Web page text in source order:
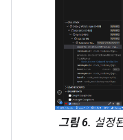
그림 6. 설정